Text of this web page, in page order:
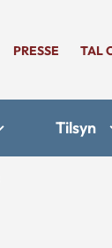
PRESSE TAL
Tilsyn